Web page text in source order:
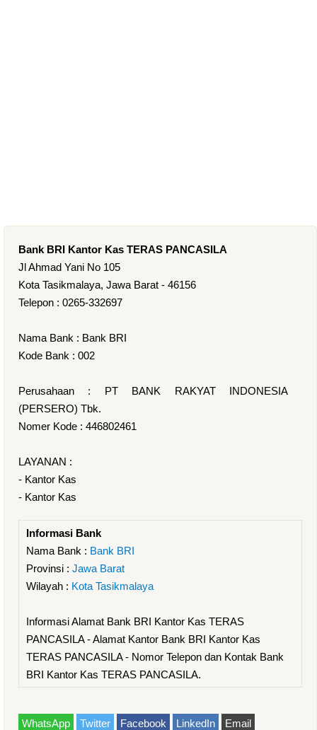
Bank BRI Kantor Kas TERAS PANCASILA
Jl Ahmad Yani No 105
Kota Tasikmalaya, Jawa Barat - 46156
Telepon : 0265-332697
Nama Bank : Bank BRI
Kode Bank : 002
Perusahaan : PT BANK RAKYAT INDONESIA
(PERSERO) Tbk.
Nomer Kode : 446802461
LAYANAN :
- Kantor Kas
- Kantor Kas
Informasi Bank
Nama Bank : Bank BRI
Provinsi : Jawa Barat
Wilayah : Kota Tasikmalaya
Informasi Alamat Bank BRI Kantor Kas TERAS
PANCASILA - Alamat Kantor Bank BRI Kantor Kas
TERAS PANCASILA - Nomor Telepon dan Kontak Bank
BRI Kantor Kas TERAS PANCASILA.
WhatsApp Twitter Facebook LinkedIn Email